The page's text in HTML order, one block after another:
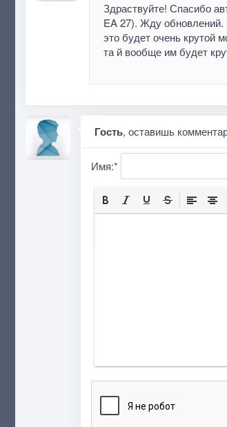
Здраствуйте! Спасибо
EA 27). Жду обновлений.
это будет очень крутой
та й вообще им будет
Гость, оставишь
Имя:*